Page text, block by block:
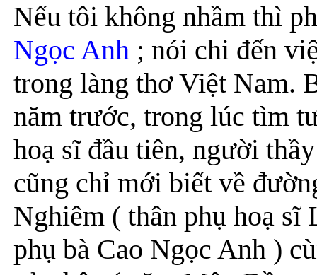
Nếu tôi không nhầm thì
Ngọc Anh ; nói chi đến
trong làng thơ Việt Nam.
năm trước, trong lúc tìm
hoạ sĩ đầu tiên, người
cũng chỉ mới biết về
Nghiêm ( thân phụ hoạ sĩ
phụ bà Cao Ngọc Anh )